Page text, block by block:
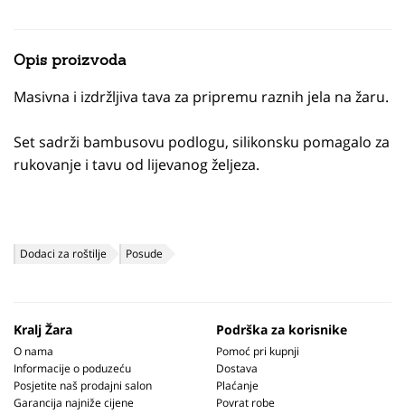
Opis proizvoda
Masivna i izdržljiva tava za pripremu raznih jela na žaru.
Set sadrži bambusovu podlogu, silikonsku pomagalo za
rukovanje i tavu od lijevanog željeza.
Dodaci za roštilje Posude
Kralj Žara
O nama
Informacije o poduzeću
Posjetite naš prodajni salon
Garancija najniže cijene
Podrška za korisnike
Pomoć pri kupnji
Dostava
Plaćanje
Povrat robe